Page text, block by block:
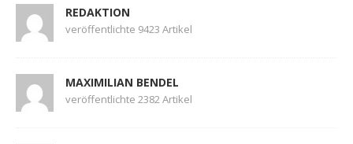
REDAKTION
veröffentlichte 9423 Artikel
MAXIMILIAN BENDEL
veröffentlichte 2382 Artikel